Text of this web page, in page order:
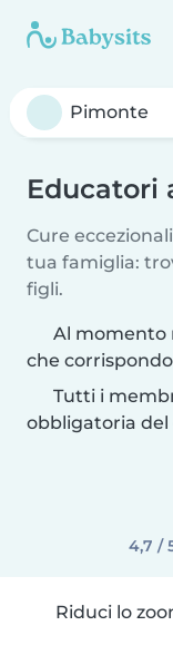
Educatori
Cure
tua famiglia:
figli.
Al momento
che
Tutti i
obbligatoria
4,7 /
Riduci lo